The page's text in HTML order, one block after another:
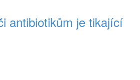
antibiotikům je tikající